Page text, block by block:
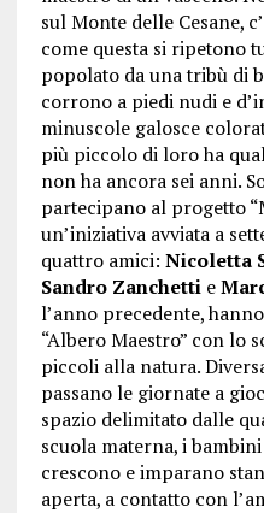
sul Monte delle Cesane,
come questa si ripetono
popolato da una tribù di
corrono a piedi nudi e
minuscole galosce
più piccolo di loro ha
non ha ancora sei anni.
partecipano al progetto
un’iniziativa avviata a
quattro amici: Nicoletta
Sandro Zanchettie
l’anno precedente,
“Albero Maestro” con lo
piccoli alla natura.
passano le giornate a
spazio delimitato dalle
scuola materna, i
crescono e imparano
aperta, a contatto con